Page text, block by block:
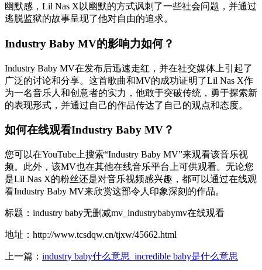
幽默感，Lil Nas X以幽默的方式讽刺了一些社会问题，并通过
逃脱监狱的故事呈现了他对自由的追求。
Industry Baby MV的影响力如何？
Industry Baby MV在发布后迅速走红，并在社交媒体上引起了
广泛的讨论和分享。这首歌曲和MV的成功证明了Lil Nas X作
为一名音乐人和创意者的实力，他敢于突破传统，勇于探索新
的表现形式，并通过自己的作品传达了自己的观点和态度。
如何在线观看Industry Baby MV？
您可以在YouTube上搜索“Industry Baby MV”来观看该音乐视
频。此外，该MV也在其他在线音乐平台上可供观看。无论您
是Lil Nas X的粉丝还是对音乐视频感兴趣，都可以通过在线观
看Industry Baby MV来欣赏这部令人印象深刻的作品。
标题：industry baby无删减mv_industrybabymv在线观看
地址：http://www.tcsdqw.cn/tjxw/45662.html
上一篇： industry baby什么意思_incredible baby是什么意思